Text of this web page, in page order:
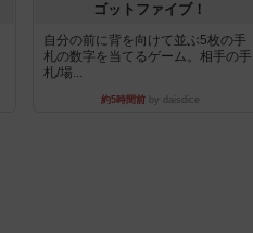
ゴットファイブ！
自分の前に背を向けて並ぶ5枚の手
札の数字を当てるゲーム。相手の手
札/場...
約5時間前by daisdice